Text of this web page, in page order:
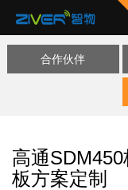
合作伙伴
高通
板方案定制